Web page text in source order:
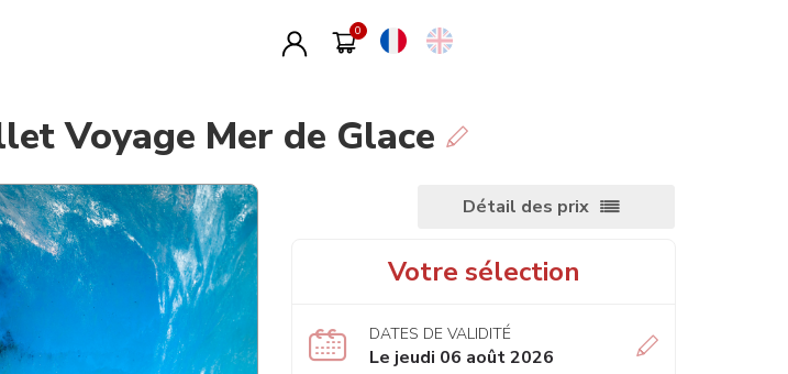
Voyage Mer de Glace
Détail des prix
Votre sélection
DATES DE VALIDITÉ
Le jeudi 06 août 2026